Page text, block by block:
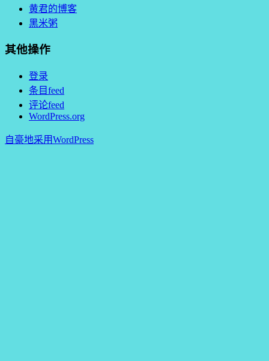
黄君的博客
黑米粥
其他操作
登录
条目feed
评论feed
WordPress.org
自豪地采用WordPress